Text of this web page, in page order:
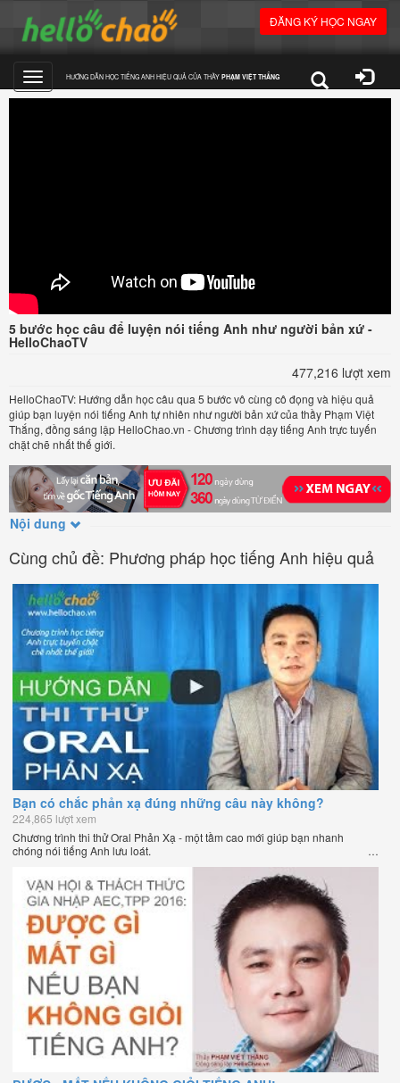
ĐĂNG KÝ HỌC NGAY
Toggle
HƯỚNG DẪN HỌC TIẾNG ANH HIỆU QUẢ CỦA THẦY PHẠM VIỆT THẮNG
5 bước học câu để luyện nói tiếng Anh như người bản xứ -
HelloChaoTV
477,216 lượt xem
HelloChaoTV: Hướng dẫn học câu qua 5 bước vô cùng cô đọng và hiệu quả
giúp bạn luyện nói tiếng Anh tự nhiên như người bản xứ của thầy Phạm Việt
Thắng, đồng sáng lập HelloChao.vn - Chương trình dạy tiếng Anh trực tuyến
chặt chẽ nhất thế giới.
Nội dung
Cùng chủ đề: Phương pháp học tiếng Anh hiệu quả
Bạn có chắc phản xạ đúng những câu này không?
224,865 lượt xem
Chương trình thi thử Oral Phản Xạ - một tầm cao mới giúp bạn nhanh
chóng nói tiếng Anh lưu loát.